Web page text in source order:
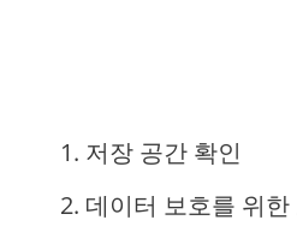
저장 공간 확인
데이터 보호를 위한